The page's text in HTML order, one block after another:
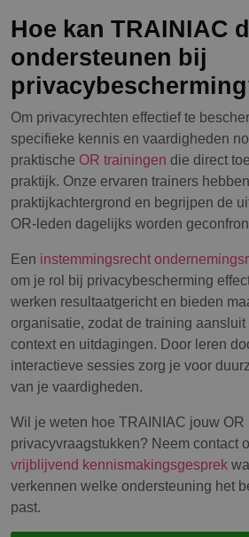
Hoe kan TRAINIAC
ondersteunen bij
Om privacyrechten effectief te
specifieke kennis en vaardigheden
praktische OR trainingen die direct
praktijk. Onze ervaren trainers
praktijkachtergrond en begrijpen de
OR-leden dagelijks worden
Een instemmingsrecht
om je rol bij privacybescherming
werken resultaatgericht en bieden
organisatie, zodat de training
context en uitdagingen. Door leren
interactieve sessies zorg je voor
van je vaardigheden.
Wil je weten hoe TRAINIAC jouw
privacyvraagstukken? Neem contact
vrijblijvend kennismakingsgesprek
verkennen welke ondersteuning het
past.